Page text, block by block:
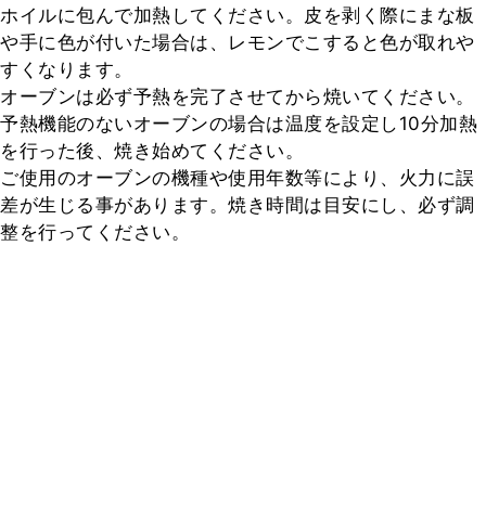
ホイルに包んで加熱してください。皮を剥く際にまな板
や手に色が付いた場合は、レモンでこすると色が取れや
すくなります。
オーブンは必ず予熱を完了させてから焼いてください。
予熱機能のないオーブンの場合は温度を設定し10分加熱
を行った後、焼き始めてください。
ご使用のオーブンの機種や使用年数等により、火力に誤
差が生じる事があります。焼き時間は目安にし、必ず調
整を行ってください。